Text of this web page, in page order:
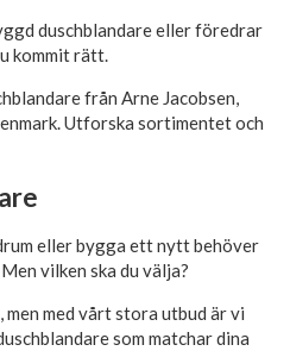
duschblandare eller föredrar
kommit rätt.
från Arne Jacobsen,
Utforska sortimentet och
eller bygga ett nytt behöver
vilken ska du välja?
med vårt stora utbud är vi
som matchar dina